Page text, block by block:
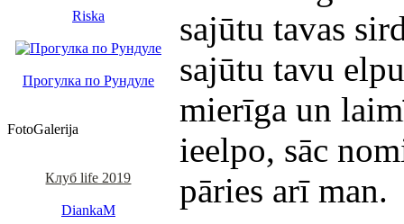
Riska
Прогулка по Рундуле
FotoGalerija
Клуб life 2019
DiankaM
sajūtu tavas
sajūtu tavu
mierīga un
ieelpo, sāc
pāries arī man.